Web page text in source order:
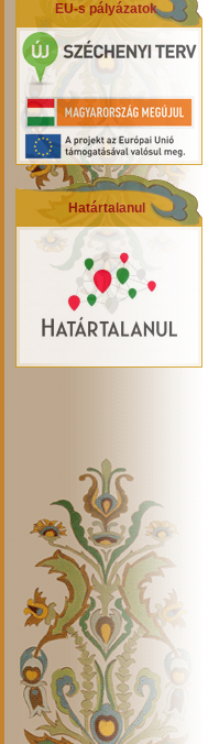
EU-s pályázatok
Határtalanul